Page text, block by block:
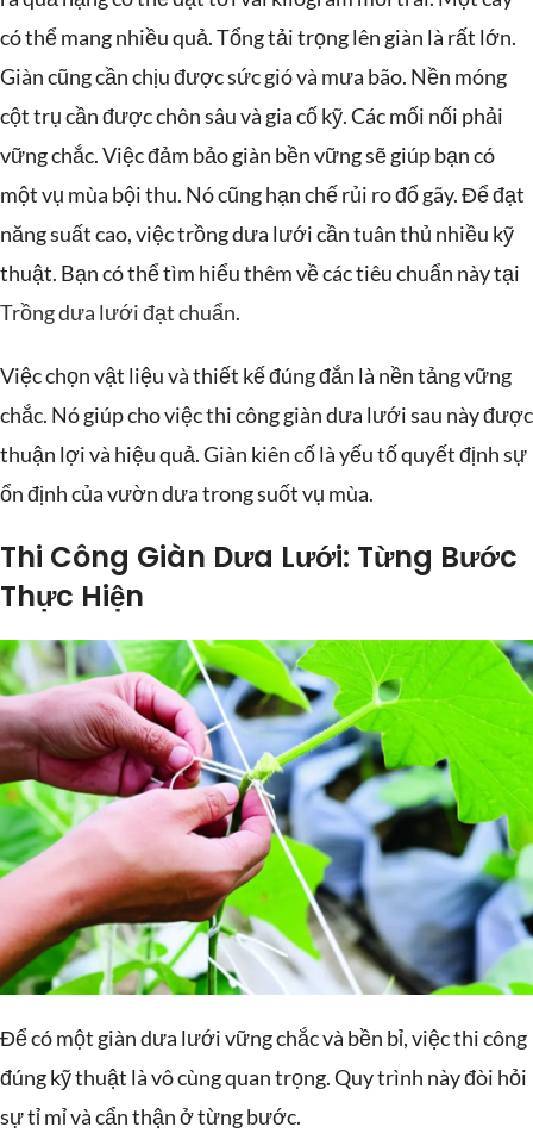
có thể mang nhiều quả. Tổng tải trọng lên giàn là rất lớn.
Giàn cũng cần chịu được sức gió và mưa bão. Nền móng
cột trụ cần được chôn sâu và gia cố kỹ. Các mối nối phải
vững chắc. Việc đảm bảo giàn bền vững sẽ giúp bạn có
một vụ mùa bội thu. Nó cũng hạn chế rủi ro đổ gãy. Để đạt
năng suất cao, việc trồng dưa lưới cần tuân thủ nhiều kỹ
thuật. Bạn có thể tìm hiểu thêm về các tiêu chuẩn này tại
Trồng dưa lưới đạt chuẩn.
Việc chọn vật liệu và thiết kế đúng đắn là nền tảng vững
chắc. Nó giúp cho việc thi công giàn dưa lưới sau này được
thuận lợi và hiệu quả. Giàn kiên cố là yếu tố quyết định sự
ổn định của vườn dưa trong suốt vụ mùa.
Thi Công Giàn Dưa Lưới: Từng Bước
Thực Hiện
Để có một giàn dưa lưới vững chắc và bền bỉ, việc thi công
đúng kỹ thuật là vô cùng quan trọng. Quy trình này đòi hỏi
sự tỉ mỉ và cẩn thận ở từng bước.